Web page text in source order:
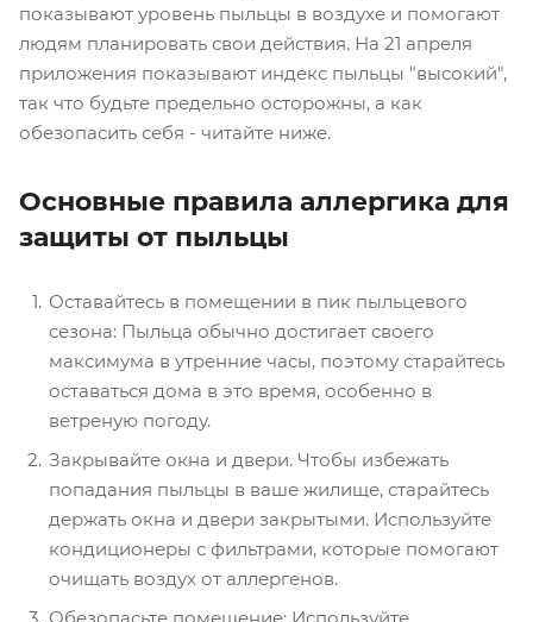
показывают уровень пыльцы в воздухе и помогают
людям планировать свои действия. На 21 апреля
приложения показывают индекс пыльцы "высокий",
так что будьте предельно осторожны, а как
обезопасить себя - читайте ниже.
Основные правила аллергика для
защиты от пыльцы
Оставайтесь в помещении в пик пыльцевого
сезона: Пыльца обычно достигает своего
максимума в утренние часы, поэтому старайтесь
оставаться дома в это время, особенно в
ветреную погоду.
Закрывайте окна и двери. Чтобы избежать
попадания пыльцы в ваше жилище, старайтесь
держать окна и двери закрытыми. Используйте
кондиционеры с фильтрами, которые помогают
очищать воздух от аллергенов.